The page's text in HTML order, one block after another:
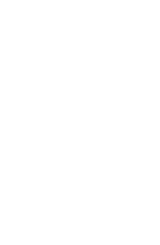
Options